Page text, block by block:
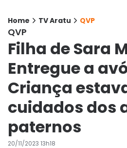
Home TV Aratu QVP
QVP
Filha de Sara
Entregue a
Criança
cuidados dos
paternos
20/11/2023 13h18